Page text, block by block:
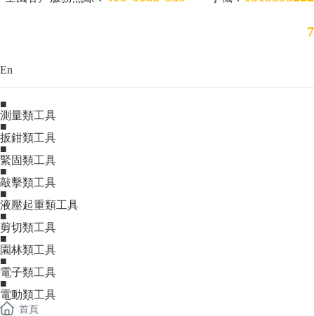
7
En
■
測量類工具
■
扳鉗類工具
■
緊固類工具
■
敲擊類工具
■
液壓起重類工具
■
剪切類工具
■
園林類工具
■
電子類工具
■
電動類工具
首頁